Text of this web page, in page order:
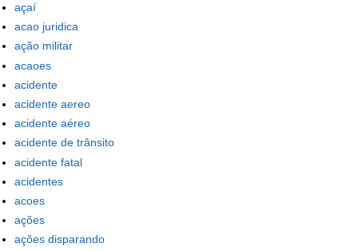
açaí
acao juridica
ação militar
acaoes
acidente
acidente aereo
acidente aéreo
acidente de trânsito
acidente fatal
acidentes
acoes
ações
ações disparando